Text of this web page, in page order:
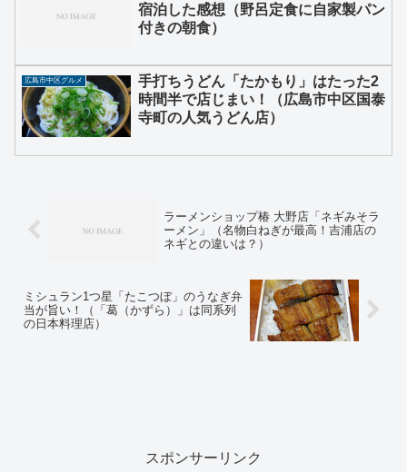
宿泊した感想（野呂定食に自家製パン
付きの朝食）
広島市中区グルメ
手打ちうどん「たかもり」はたった2
時間半で店じまい！（広島市中区国泰
寺町の人気うどん店）
ラーメンショップ椿 大野店「ネギみそラ
ーメン」（名物白ねぎが最高！吉浦店の
ネギとの違いは？）
ミシュラン1つ星「たこつぼ」のうなぎ弁
当が旨い！（「葛（かずら）」は同系列
の日本料理店）
スポンサーリンク